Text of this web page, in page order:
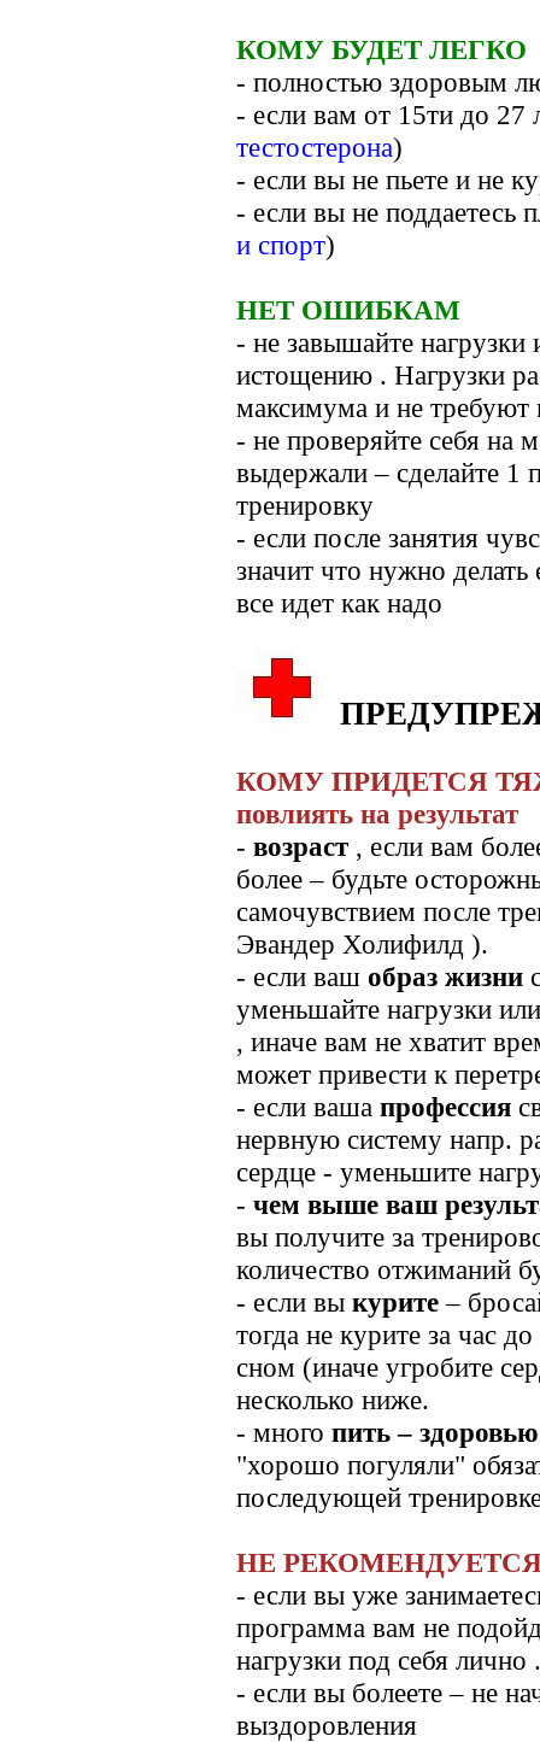
КОМУ БУДЕТ ЛЕГКО
- полностью здоровым
- если вам от 15ти до 27
тестостерона)
- если вы не пьете и не
- если вы не поддаетесь
и спорт)
НЕТ ОШИБКАМ
- не завышайте нагрузки
истощению . Нагрузки
максимума и не требуют
- не проверяйте себя на
выдержали – сделайте 1
тренировку
- если после занятия
значит что нужно
все идет как надо
КОМУ ПРИДЕТСЯ
повлиять на результат
- возраст , если вам
более – будьте
самочувствием после
Эвандер Холифилд ).
- если ваш образ жизни
уменьшайте нагрузки
, иначе вам не хватит
может привести к
- если ваша профессия
нервную систему напр.
сердце - уменьшите
- чем выше ваш
вы получите за
количество отжиманий
- если вы курите–
тогда не курите за час
сном (иначе угробите
несколько ниже.
- много пить –
"хорошо погуляли"
последующей
НЕ
- если вы уже
программа вам не
нагрузки под себя лично .
- если вы болеете – не
выздоровления